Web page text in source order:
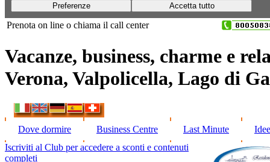
Preferenze Accetta tutto
Prenota on line o chiama il call center
Vacanze, business, charme e
Verona, Valpolicella, Lago di
Dove dormire Business Centre Last Minute
Iscriviti al Club per accedere a sconti e contenuti
completi